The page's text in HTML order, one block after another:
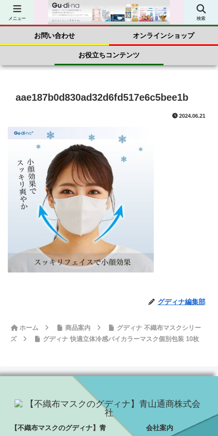
商品案内 会社案内
お問い合わせ オンラインショップ
お役立ちコンテンツ
aae187b0d830ad32d6fd517e6c5bee1b
2024.06.21
グディナ編集部
ホーム 商品案内
グディナ 不織布マスクシリー
ズ
グディナ 快適立体冷感バイカラーマスク個別包装 10枚
【不織布マスクのグディナ】青 会社案内
メニュー 検索